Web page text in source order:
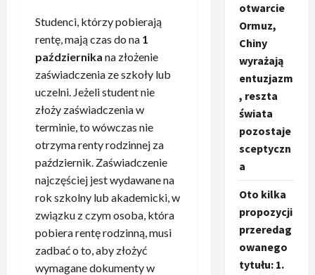
Studenci, którzy pobierają
rentę, mają czas do na 1
października na złożenie
zaświadczenia ze szkoły lub
uczelni. Jeżeli student nie
złoży zaświadczenia w
terminie, to wówczas nie
otrzyma renty rodzinnej za
październik. Zaświadczenie
najczęściej jest wydawane na
rok szkolny lub akademicki, w
związku z czym osoba, która
pobiera rentę rodzinną, musi
zadbać o to, aby złożyć
wymagane dokumenty w
otwarcie
Ormuz,
Chiny
wyrażają
entuzjazm
, reszta
świata
pozostaje
sceptyczn
a
Oto kilka
propozycji
przeredag
owanego
tytułu: 1.